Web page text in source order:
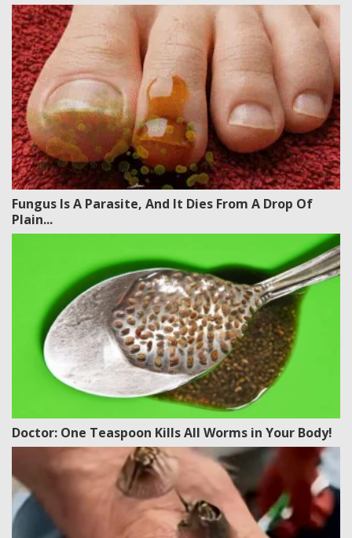
Fungus Is A Parasite, And It Dies From A Drop Of
Plain...
Doctor: One Teaspoon Kills All Worms in Your Body!